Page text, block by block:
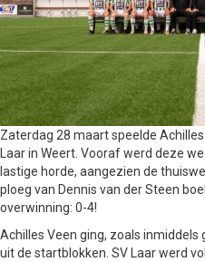
Zaterdag 28 maart speelde
Laar in Weert. Vooraf werd deze
lastige horde, aangezien de
ploeg van Dennis van der Steen
overwinning: 0-4!
Achilles Veen ging, zoals
uit de startblokken. SV Laar werd